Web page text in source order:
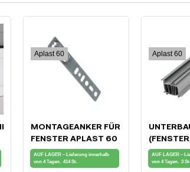
Aplast 60
MONTAGEANKER FÜR
FENSTER APLAST 60
AUF LAGER – Lieferung innerhalb
von 4 Tagen. 414 St.
Aplast 60
FÜR
FENSTER
AUF LAGER –
von 4 Tagen. 3 St.